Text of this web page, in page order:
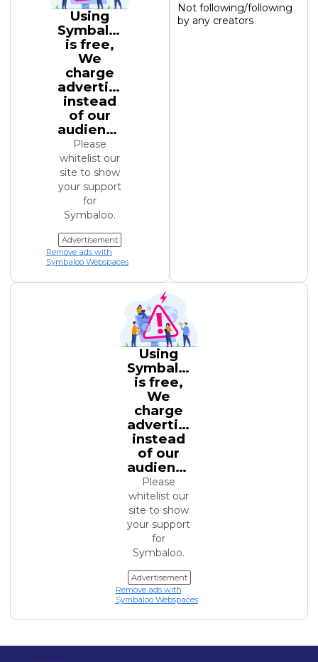
Using
Symbaloo
is free,
We
charge
advertisers
instead
of our
audience.
Please
whitelist our
site to show
your support
for
Symbaloo.
Advertisement
Remove ads with
Symbaloo Webspaces
Not following/following
by any creators
Using
Symbaloo
is free,
We
charge
advertisers
instead
of our
audience.
Please
whitelist our
site to show
your support
for
Symbaloo.
Advertisement
Remove ads with
Symbaloo Webspaces